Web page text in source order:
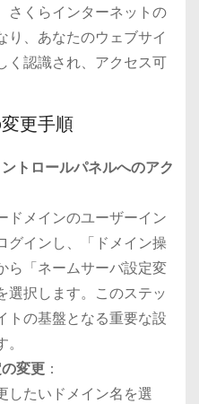
さくらインターネットの
り、あなたのウェブサイ
く認識され、アクセス可
更手順
トロールパネルへのアク
ドメインのユーザーイン
グインし、「ドメイン操
ら「ネームサーバ設定変
選択します。このステッ
トの基盤となる重要な設
変更：
したいドメイン名を選